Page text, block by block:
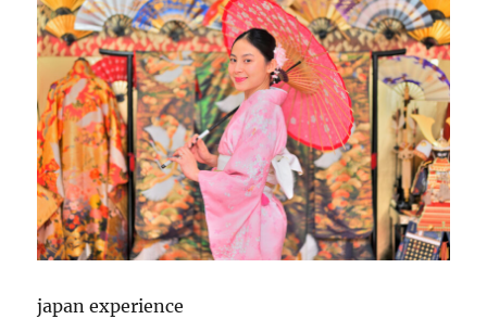
japan experience